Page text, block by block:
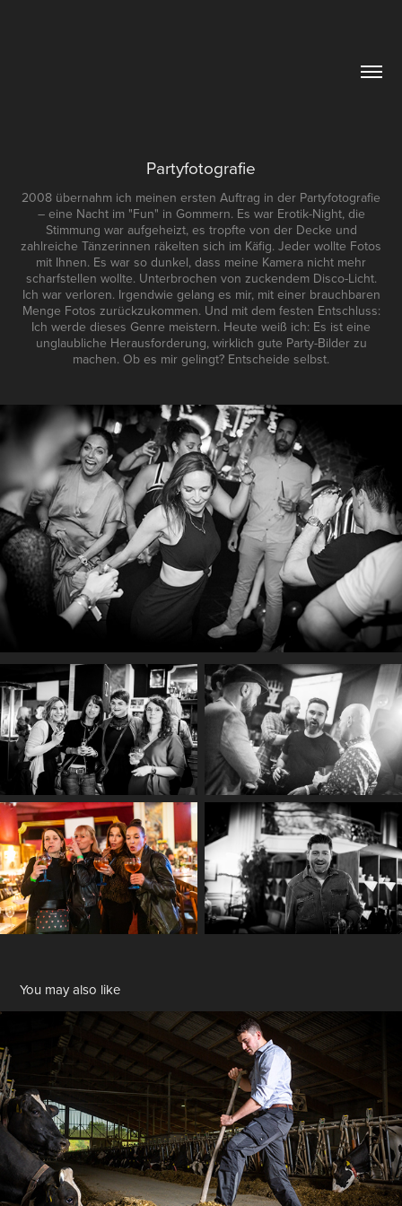
Partyfotografie
2008 übernahm ich meinen ersten Auftrag in der Partyfotografie
– eine Nacht im "Fun" in Gommern. Es war Erotik-Night, die
Stimmung war aufgeheizt, es tropfte von der Decke und
zahlreiche Tänzerinnen räkelten sich im Käfig. Jeder wollte Fotos
mit Ihnen. Es war so dunkel, dass meine Kamera nicht mehr
scharfstellen wollte. Unterbrochen von zuckendem Disco-Licht.
Ich war verloren. Irgendwie gelang es mir, mit einer brauchbaren
Menge Fotos zurückzukommen. Und mit dem festen Entschluss:
Ich werde dieses Genre meistern. Heute weiß ich: Es ist eine
unglaubliche Herausforderung, wirklich gute Party-Bilder zu
machen. Ob es mir gelingt? Entscheide selbst.
You may also like
Business, Work und Arbeit
2024